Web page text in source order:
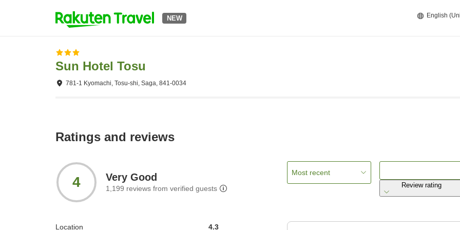
NEW English
Sun Hotel Tosu
781-1 Kyomachi, Tosu-shi, Saga, 841-0034
Ratings and reviews
4 Very Good
1,199 reviews from verified guests
Location 4.3
Most recent
Review rating